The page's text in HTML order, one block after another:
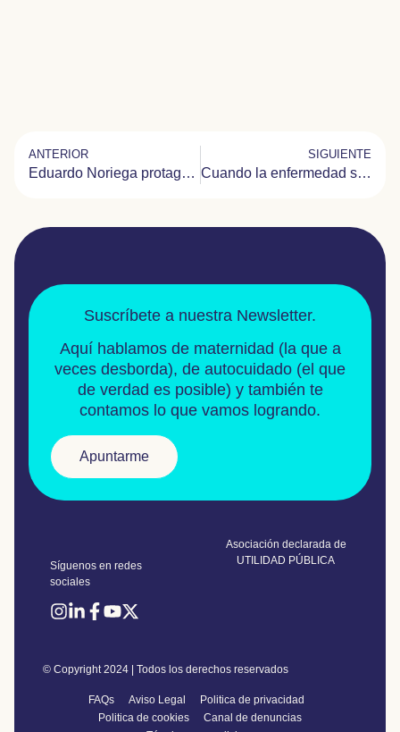
ANTERIOR
Eduardo Noriega protagoniza el corto #RaroSeríaRendirse para dar voz a ACTAYS
SIGUIENTE
Cuando la enfermedad se convierte en estafa
Suscríbete a nuestra Newsletter.
Aquí hablamos de maternidad (la que a
veces desborda), de autocuidado (el que
de verdad es posible) y también te
contamos lo que vamos logrando.
Apuntarme
Síguenos en redes
sociales
Asociación declarada de
UTILIDAD PÚBLICA
© Copyright 2024 | Todos los derechos reservados
FAQs Aviso Legal
Politica de privacidad
Politica de cookies
Canal de denuncias